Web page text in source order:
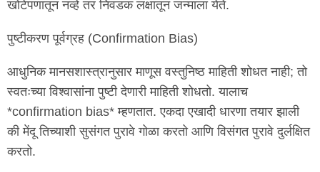
खोटेपणातून नव्हे तर निवडक लक्षातून जन्माला येते.
पुष्टीकरण पूर्वग्रह (Confirmation Bias)
आधुनिक मानसशास्त्रानुसार माणूस वस्तुनिष्ठ माहिती शोधत नाही; तो
स्वतःच्या विश्वासांना पुष्टी देणारी माहिती शोधतो. यालाच
*confirmation bias* म्हणतात. एकदा एखादी धारणा तयार झाली
की मेंदू तिच्याशी सुसंगत पुरावे गोळा करतो आणि विसंगत पुरावे दुर्लक्षित
करतो.